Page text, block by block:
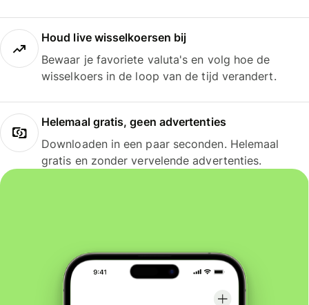
Houd live wisselkoersen bij
Bewaar je favoriete valuta's en volg hoe de
wisselkoers in de loop van de tijd verandert.
Helemaal gratis, geen advertenties
Downloaden in een paar seconden. Helemaal
gratis en zonder vervelende advertenties.